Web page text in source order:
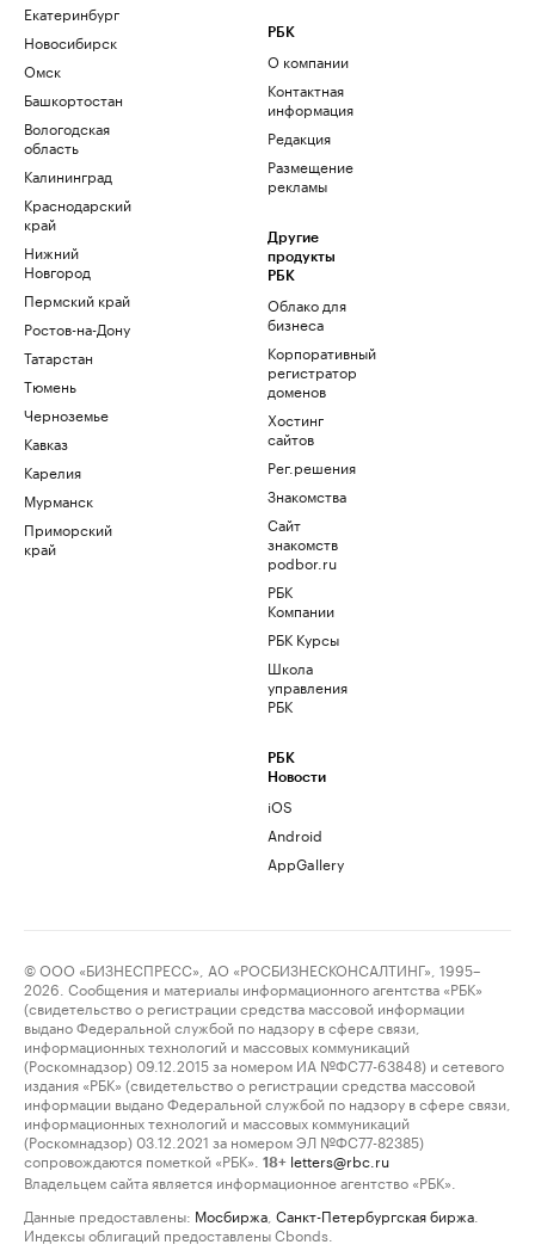
Екатеринбург
Новосибирск
Омск
Башкортостан
Вологодская
область
Калининград
Краснодарский
край
Нижний
Новгород
Пермский край
Ростов-на-Дону
Татарстан
Тюмень
Черноземье
Кавказ
Карелия
Мурманск
Приморский
край
РБК
О компании
Контактная
информация
Редакция
Размещение
рекламы
Другие
продукты
РБК
Облако для
бизнеса
Корпоративный
регистратор
доменов
Хостинг
сайтов
Рег.решения
Знакомства
Сайт
знакомств
podbor.ru
РБК
Компании
РБК Курсы
Школа
управления
РБК
РБК
Новости
iOS
Android
AppGallery
© ООО «БИЗНЕСПРЕСС», АО «РОСБИЗНЕСКОНСАЛТИНГ», 1995–
2026. Сообщения и материалы информационного агентства «РБК»
(свидетельство о регистрации средства массовой информации
выдано Федеральной службой по надзору в сфере связи,
информационных технологий и массовых коммуникаций
(Роскомнадзор) 09.12.2015 за номером ИА №ФС77-63848) и сетевого
издания «РБК» (свидетельство о регистрации средства массовой
информации выдано Федеральной службой по надзору в сфере связи,
информационных технологий и массовых коммуникаций
(Роскомнадзор) 03.12.2021 за номером ЭЛ №ФС77-82385)
сопровождаются пометкой «РБК».
18+ letters@rbc.ru
Владельцем сайта является информационное агентство «РБК».
Данные предоставлены: Мосбиржа Санкт-Петербургская биржа
Индексы облигаций предоставлены Cbonds.